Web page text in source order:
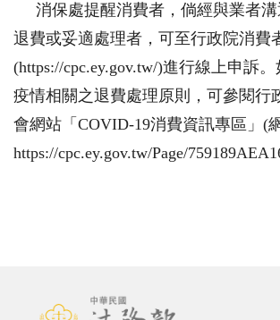
消保處提醒消費者，倘經與業者溝
退費或妥適處理者，可至行政院消費
(https://cpc.ey.gov.tw/)進行線上申訴
疫情相關之退費處理原則，可參閱行
會網站「COVID-19消費資訊專區」(
https://cpc.ey.gov.tw/Page/